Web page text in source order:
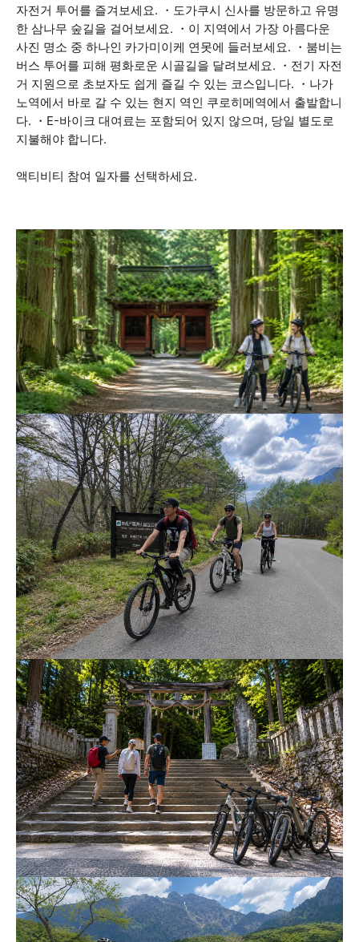
자전거 투어를 즐겨보세요. ・도가쿠시 신사를 방문하고 유명
한 삼나무 숲길을 걸어보세요. ・이 지역에서 가장 아름다운
사진 명소 중 하나인 카가미이케 연못에 들러보세요. ・붐비는
버스 투어를 피해 평화로운 시골길을 달려보세요. ・전기 자전
거 지원으로 초보자도 쉽게 즐길 수 있는 코스입니다. ・나가
노역에서 바로 갈 수 있는 현지 역인 쿠로히메역에서 출발합니
다. ・E-바이크 대여료는 포함되어 있지 않으며, 당일 별도로
지불해야 합니다.
액티비티 참여 일자를 선택하세요.